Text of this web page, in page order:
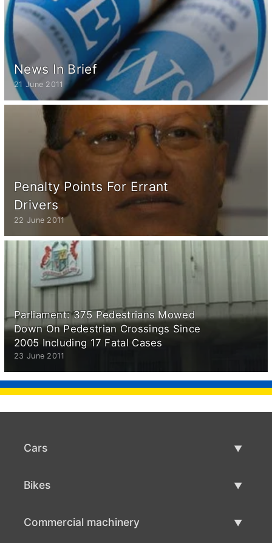
News In Brief
21 June 2011
Penalty Points For Errant
Drivers
22 June 2011
Parliament: 375 Pedestrians Mowed
Down On Pedestrian Crossings Since
2005 Including 17 Fatal Cases
23 June 2011
Cars
Bikes
Commercial machinery